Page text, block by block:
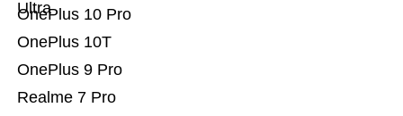
Realme 7 Pro
OnePlus 9 Pro
OnePlus 10T
OnePlus 10 Pro
Ultra